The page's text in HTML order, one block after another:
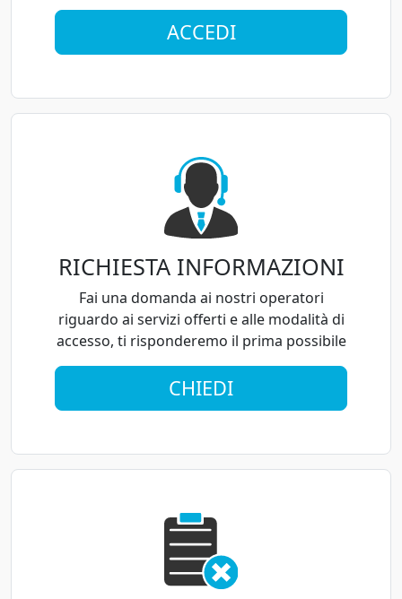
ACCEDI
RICHIESTA INFORMAZIONI
Fai una domanda ai nostri operatori
riguardo ai servizi offerti e alle modalità di
accesso, ti risponderemo il prima possibile
CHIEDI